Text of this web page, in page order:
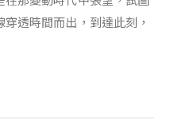
透時間而出，到達此刻，